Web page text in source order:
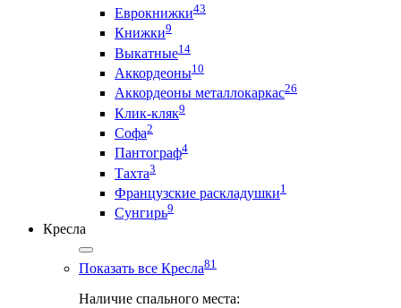
Еврокнижки43
Книжки9
Выкатные14
Аккордеоны10
Аккордеоны металлокаркас26
Клик-кляк9
Софа2
Пантограф4
Тахта3
Французские раскладушки1
Сунгирь9
Кресла
Показать все Кресла81
Наличие спального места: